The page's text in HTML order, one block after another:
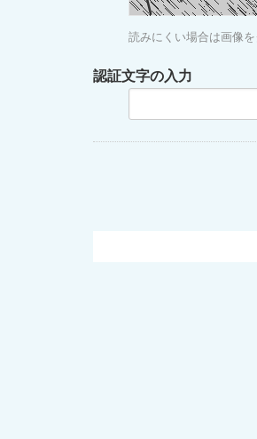
読みにくい場合は画像
認証文字の入力